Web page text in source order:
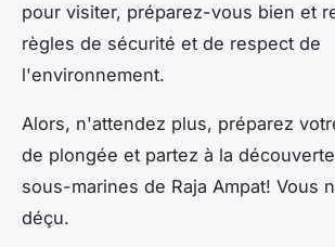
pour visiter, préparez-vous bien et
règles de sécurité et de respect de
l'environnement.
Alors, n'attendez plus, préparez
de plongée et partez à la
sous-marines de Raja Ampat! Vous
déçu.